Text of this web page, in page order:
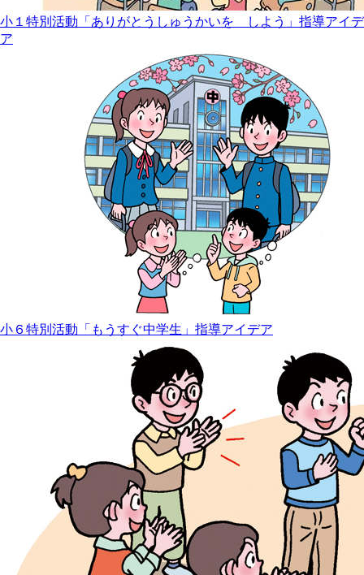
小１特別活動「ありがとうしゅうかいを しよう」指導アイデ
ア
小６特別活動「もうすぐ中学生」指導アイデア